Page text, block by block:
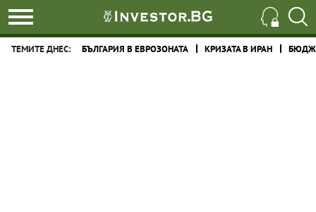
ТЕМИТЕ ДНЕС: БЪЛГАРИЯ В ЕВРОЗОНАТА КРИЗАТА В ИРАН